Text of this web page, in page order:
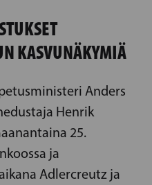
KASVUNÄKYMIÄ
Anders
Henrik
25.
ja
Adlercreutz ja